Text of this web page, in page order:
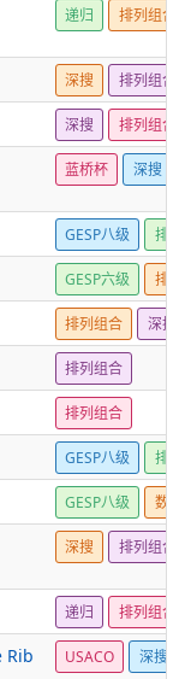
递归 排列组合
深搜 排列组合
深搜 排列组合
蓝桥杯 深搜
GESP八级 排
GESP六级 排
排列组合 深搜
排列组合
排列组合
GESP八级 排
GESP八级 数学
深搜 排列组合
递归 排列组合
Rib USACO 深搜